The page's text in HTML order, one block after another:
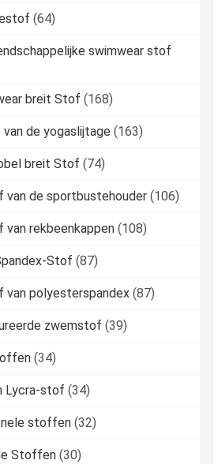
(64)
swimwear stof
breit Stof (168)
de yogaslijtage (163)
breit Stof (74)
van de sportbustehouder (106)
van rekbeenkappen (108)
Stof (87)
van polyesterspandex (87)
zwemstof (39)
(34)
Lycra-stof (34)
stoffen (32)
Stoffen (30)